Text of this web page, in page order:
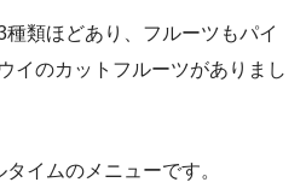
類ほどあり、フルーツもパイ
イのカットフルーツがありまし
イムのメニューです。